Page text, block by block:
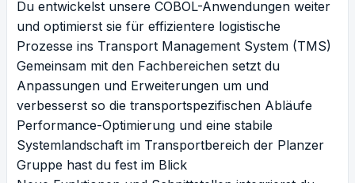
Du entwickelst unsere COBOL-Anwendungen weiter
und optimierst sie für effizientere logistische
Prozesse ins Transport Management System (TMS)
Gemeinsam mit den Fachbereichen setzt du
Anpassungen und Erweiterungen um und
verbesserst so die transportspezifischen Abläufe
Performance-Optimierung und eine stabile
Systemlandschaft im Transportbereich der Planzer
Gruppe hast du fest im Blick